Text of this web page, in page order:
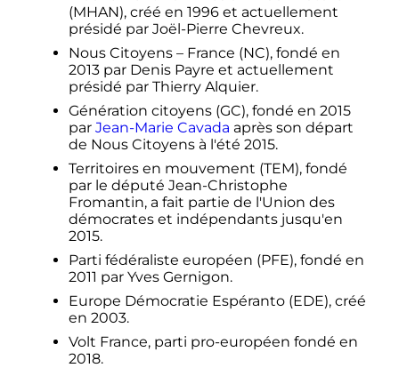
(MHAN), créé en 1996 et actuellement
présidé par Joël-Pierre Chevreux.
Nous Citoyens – France (NC), fondé en
2013 par Denis Payre et actuellement
présidé par Thierry Alquier.
Génération citoyens (GC), fondé en 2015
par Jean-Marie Cavada après son départ
de Nous Citoyens à l'été 2015.
Territoires en mouvement (TEM), fondé
par le député Jean-Christophe
Fromantin, a fait partie de l'Union des
démocrates et indépendants jusqu'en
2015.
Parti fédéraliste européen (PFE), fondé en
2011 par Yves Gernigon.
Europe Démocratie Espéranto (EDE), créé
en 2003.
Volt France, parti pro-européen fondé en
2018.